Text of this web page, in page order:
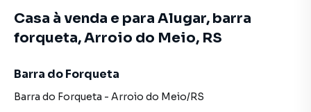
Casa à venda e para Alugar, barra
forqueta, Arroio do Meio, RS
Barra do Forqueta
Barra do Forqueta - Arroio do Meio/RS